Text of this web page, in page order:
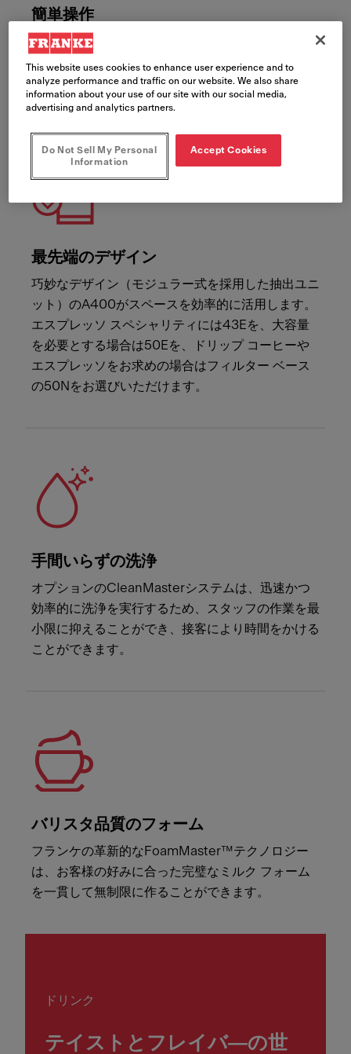
簡単操作
8インチのカラー タッチスクリーンによる簡単な操
作と、カスタマイズ可能なドリンク メニューで、
スタッフにもお客様にもご満足いただけます。
最先端のデザイン
巧妙なデザイン（モジュラー式を採用した抽出ユニ
ット）のA400がスペースを効率的に活用します。
エスプレッソ スペシャリティには43Eを、大容量
を必要とする場合は50Eを、ドリップ コーヒーや
エスプレッソをお求めの場合はフィルター ベース
の50Nをお選びいただけます。
手間いらずの洗浄
オプションのCleanMasterシステムは、迅速かつ
効率的に洗浄を実行するため、スタッフの作業を最
小限に抑えることができ、接客により時間をかける
ことができます。
バリスタ品質のフォーム
フランケの革新的なFoamMaster™テクノロジー
は、お客様の好みに合った完璧なミルク フォーム
を一貫して無制限に作ることができます。
ドリンク
テイストとフレイバ―の世
This website uses cookies to enhance user experience and to
analyze performance and traffic on our website. We also share
information about your use of our site with our social media,
advertising and analytics partners.
Do Not Sell My Personal
Information
Accept Cookies